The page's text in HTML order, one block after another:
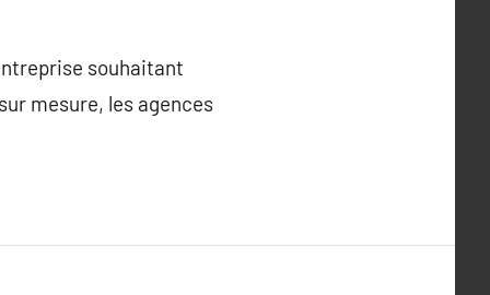
souhaitant
mesure, les agences